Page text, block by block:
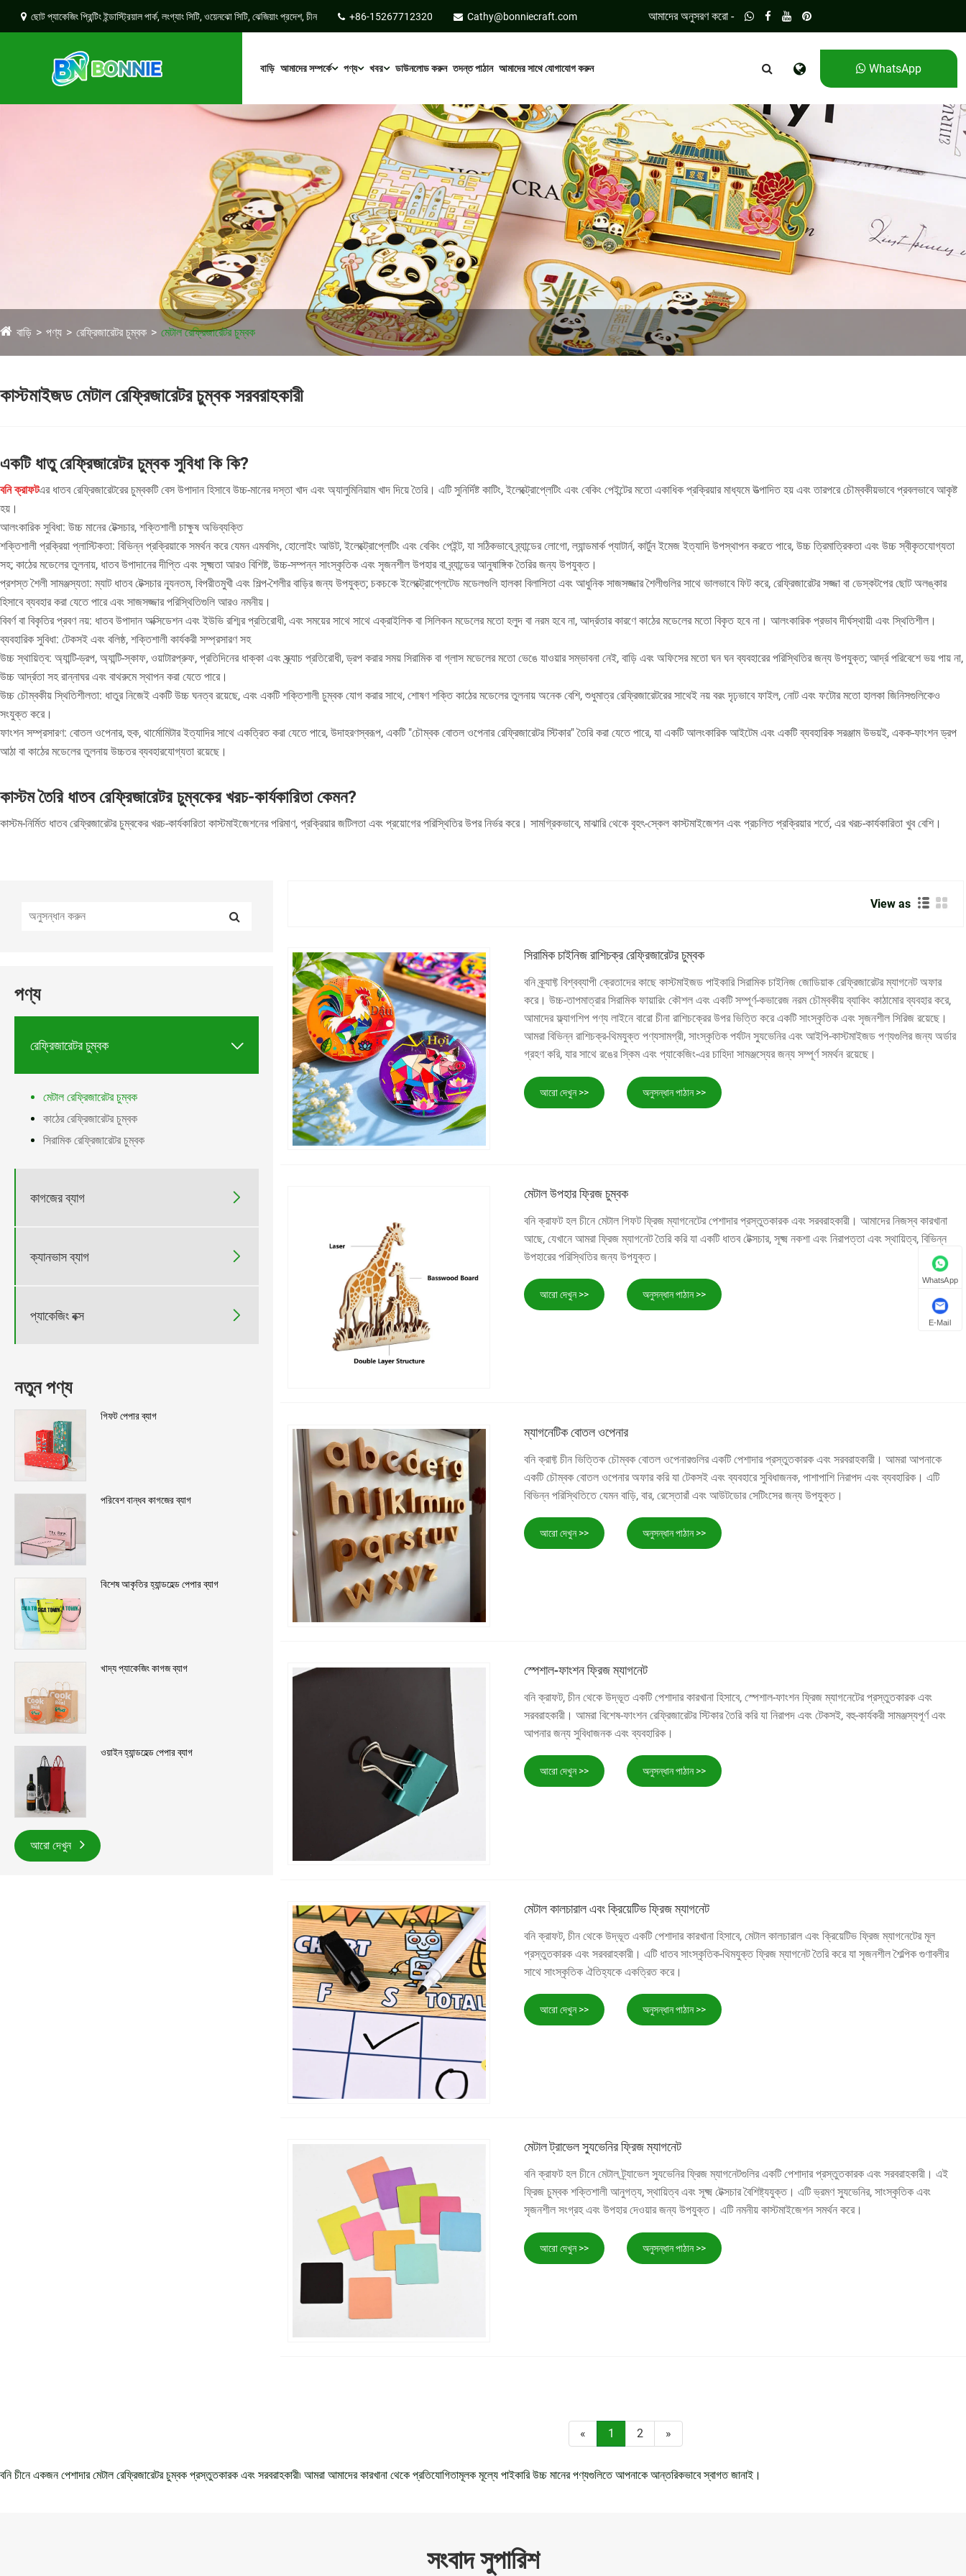
ছোট প্যাকেজিং প্রিন্টিং ইন্ডাস্ট্রিয়াল পার্ক, লংগ্যাং সিটি, ওয়েনঝো সিটি, ঝেজিয়াং প্রদেশ, চীন +86-15267712320 Cathy@bonniecraft.com আমাদের অনুসরণ করো -
বাড়ি আমাদের সম্পর্কে পণ্য খবর ডাউনলোড করুন তদন্ত পাঠান আমাদের সাথে যোগাযোগ করুন WhatsApp
বাড়ি পণ্য রেফ্রিজারেটর চুম্বক মেটাল রেফ্রিজারেটর চুম্বক
কাস্টমাইজড মেটাল রেফ্রিজারেটর চুম্বক সরবরাহকারী
একটি ধাতু রেফ্রিজারেটর চুম্বক সুবিধা কি কি?
বনি ক্রাফটএর ধাতব রেফ্রিজারেটরের চুম্বকটি বেস উপাদান হিসাবে উচ্চ-মানের দস্তা খাদ এবং অ্যালুমিনিয়াম খাদ দিয়ে তৈরি। এটি সুনির্দিষ্ট কাটিং, ইলেক্ট্রোপ্লেটিং এবং বেকিং পেইন্টের মতো একাধিক প্রক্রিয়ার মাধ্যমে উত্পাদিত হয় এবং তারপরে চৌম্বকীয়ভাবে প্রবলভাবে আকৃষ্ট
হয়।
আলংকারিক সুবিধা: উচ্চ মানের টেক্সচার, শক্তিশালী চাক্ষুষ অভিব্যক্তি
শক্তিশালী প্রক্রিয়া প্লাস্টিকতা: বিভিন্ন প্রক্রিয়াকে সমর্থন করে যেমন এমবসিং, হোলোইং আউট, ইলেক্ট্রোপ্লেটিং এবং বেকিং পেইন্ট, যা সঠিকভাবে ব্র্যান্ডের লোগো, ল্যান্ডমার্ক প্যাটার্ন, কার্টুন ইমেজ ইত্যাদি উপস্থাপন করতে পারে, উচ্চ ত্রিমাত্রিকতা এবং উচ্চ স্বীকৃতযোগ্যতা
সহ; কাঠের মডেলের তুলনায়, ধাতব উপাদানের দীপ্তি এবং সূক্ষ্মতা আরও বিশিষ্ট, উচ্চ-সম্পন্ন সাংস্কৃতিক এবং সৃজনশীল উপহার বা ব্র্যান্ডের আনুষাঙ্গিক তৈরির জন্য উপযুক্ত।
প্রশস্ত শৈলী সামঞ্জস্যতা: ম্যাট ধাতব টেক্সচার ন্যূনতম, বিপরীতমুখী এবং শিল্প-শৈলীর বাড়ির জন্য উপযুক্ত; চকচকে ইলেক্ট্রোপ্লেটেড মডেলগুলি হালকা বিলাসিতা এবং আধুনিক সাজসজ্জার শৈলীগুলির সাথে ভালভাবে ফিট করে, রেফ্রিজারেটর সজ্জা বা ডেস্কটপের ছোট অলঙ্কার
হিসাবে ব্যবহার করা যেতে পারে এবং সাজসজ্জার পরিস্থিতিগুলি আরও নমনীয়।
বিবর্ণ বা বিকৃতির প্রবণ নয়: ধাতব উপাদান অক্সিডেশন এবং ইউভি রশ্মির প্রতিরোধী, এবং সময়ের সাথে সাথে এক্রাইলিক বা সিলিকন মডেলের মতো হলুদ বা নরম হবে না, আর্দ্রতার কারণে কাঠের মডেলের মতো বিকৃত হবে না। আলংকারিক প্রভাব দীর্ঘস্থায়ী এবং স্থিতিশীল।
ব্যবহারিক সুবিধা: টেকসই এবং বলিষ্ঠ, শক্তিশালী কার্যকরী সম্প্রসারণ সহ
উচ্চ স্থায়িত্ব: অ্যান্টি-ড্রপ, অ্যান্টি-স্কাফ, ওয়াটারপ্রুফ, প্রতিদিনের ধাক্কা এবং স্ক্র্যাচ প্রতিরোধী, ড্রপ করার সময় সিরামিক বা গ্লাস মডেলের মতো ভেঙে যাওয়ার সম্ভাবনা নেই, বাড়ি এবং অফিসের মতো ঘন ঘন ব্যবহারের পরিস্থিতির জন্য উপযুক্ত; আর্দ্র পরিবেশে ভয় পায় না,
উচ্চ আর্দ্রতা সহ রান্নাঘর এবং বাথরুমে স্থাপন করা যেতে পারে।
উচ্চ চৌম্বকীয় স্থিতিশীলতা: ধাতুর নিজেই একটি উচ্চ ঘনত্ব রয়েছে, এবং একটি শক্তিশালী চুম্বক যোগ করার সাথে, শোষণ শক্তি কাঠের মডেলের তুলনায় অনেক বেশি, শুধুমাত্র রেফ্রিজারেটরের সাথেই নয় বরং দৃঢ়ভাবে ফাইল, নোট এবং ফটোর মতো হালকা জিনিসগুলিকেও
সংযুক্ত করে।
ফাংশন সম্প্রসারণ: বোতল ওপেনার, হুক, থার্মোমিটার ইত্যাদির সাথে একত্রিত করা যেতে পারে, উদাহরণস্বরূপ, একটি "চৌম্বক বোতল ওপেনার রেফ্রিজারেটর স্টিকার" তৈরি করা যেতে পারে, যা একটি আলংকারিক আইটেম এবং একটি ব্যবহারিক সরঞ্জাম উভয়ই, একক-ফাংশন ড্রপ
আঠা বা কাঠের মডেলের তুলনায় উচ্চতর ব্যবহারযোগ্যতা রয়েছে।
কাস্টম তৈরি ধাতব রেফ্রিজারেটর চুম্বকের খরচ-কার্যকারিতা কেমন?
কাস্টম-নির্মিত ধাতব রেফ্রিজারেটর চুম্বকের খরচ-কার্যকারিতা কাস্টমাইজেশনের পরিমাণ, প্রক্রিয়ার জটিলতা এবং প্রয়োগের পরিস্থিতির উপর নির্ভর করে। সামগ্রিকভাবে, মাঝারি থেকে বৃহৎ-স্কেল কাস্টমাইজেশন এবং প্রচলিত প্রক্রিয়ার শর্তে, এর খরচ-কার্যকারিতা খুব বেশি।
পণ্য
রেফ্রিজারেটর চুম্বক 
মেটাল রেফ্রিজারেটর চুম্বক
কাঠের রেফ্রিজারেটর চুম্বক
সিরামিক রেফ্রিজারেটর চুম্বক
কাগজের ব্যাগ 
ক্যানভাস ব্যাগ 
প্যাকেজিং বক্স 
নতুন পণ্য
গিফট পেপার ব্যাগ
পরিবেশ বান্ধব কাগজের ব্যাগ
বিশেষ আকৃতির হ্যান্ডহেল্ড পেপার ব্যাগ
খাদ্য প্যাকেজিং কাগজ ব্যাগ
ওয়াইন হ্যান্ডহেল্ড পেপার ব্যাগ
আরো দেখুন
View as
সিরামিক চাইনিজ রাশিচক্র রেফ্রিজারেটর চুম্বক
বনি ক্র্যাফ্ট বিশ্বব্যাপী ক্রেতাদের কাছে কাস্টমাইজড পাইকারি সিরামিক চাইনিজ জোডিয়াক রেফ্রিজারেটর ম্যাগনেট অফার
করে। উচ্চ-তাপমাত্রার সিরামিক ফায়ারিং কৌশল এবং একটি সম্পূর্ণ-কভারেজ নরম চৌম্বকীয় ব্যাকিং কাঠামোর ব্যবহার করে,
আমাদের ফ্ল্যাগশিপ পণ্য লাইনে বারো চীনা রাশিচক্রের উপর ভিত্তি করে একটি সাংস্কৃতিক এবং সৃজনশীল সিরিজ রয়েছে।
আমরা বিভিন্ন রাশিচক্র-থিমযুক্ত পণ্যসামগ্রী, সাংস্কৃতিক পর্যটন স্যুভেনির এবং আইপি-কাস্টমাইজড পণ্যগুলির জন্য অর্ডার
গ্রহণ করি, যার সাথে রঙের স্কিম এবং প্যাকেজিং-এর চাহিদা সামঞ্জস্যের জন্য সম্পূর্ণ সমর্থন রয়েছে।
আরো দেখুন >> অনুসন্ধান পাঠান >>
মেটাল উপহার ফ্রিজ চুম্বক
বনি ক্রাফট হল চীনে মেটাল গিফট ফ্রিজ ম্যাগনেটের পেশাদার প্রস্তুতকারক এবং সরবরাহকারী। আমাদের নিজস্ব কারখানা
আছে, যেখানে আমরা ফ্রিজ ম্যাগনেট তৈরি করি যা একটি ধাতব টেক্সচার, সূক্ষ্ম নকশা এবং নিরাপত্তা এবং স্থায়িত্ব, বিভিন্ন
উপহারের পরিস্থিতির জন্য উপযুক্ত।
আরো দেখুন >> অনুসন্ধান পাঠান >>
ম্যাগনেটিক বোতল ওপেনার
বনি ক্রাফ্ট চীন ভিত্তিক চৌম্বক বোতল ওপেনারগুলির একটি পেশাদার প্রস্তুতকারক এবং সরবরাহকারী। আমরা আপনাকে
একটি চৌম্বক বোতল ওপেনার অফার করি যা টেকসই এবং ব্যবহারে সুবিধাজনক, পাশাপাশি নিরাপদ এবং ব্যবহারিক। এটি
বিভিন্ন পরিস্থিতিতে যেমন বাড়ি, বার, রেস্তোরাঁ এবং আউটডোর সেটিংসের জন্য উপযুক্ত।
আরো দেখুন >> অনুসন্ধান পাঠান >>
স্পেশাল-ফাংশন ফ্রিজ ম্যাগনেট
বনি ক্রাফট, চীন থেকে উদ্ভূত একটি পেশাদার কারখানা হিসাবে, স্পেশাল-ফাংশন ফ্রিজ ম্যাগনেটের প্রস্তুতকারক এবং
সরবরাহকারী। আমরা বিশেষ-ফাংশন রেফ্রিজারেটর স্টিকার তৈরি করি যা নিরাপদ এবং টেকসই, বহু-কার্যকরী সামঞ্জস্যপূর্ণ এবং
আপনার জন্য সুবিধাজনক এবং ব্যবহারিক।
আরো দেখুন >> অনুসন্ধান পাঠান >>
মেটাল কালচারাল এবং ক্রিয়েটিভ ফ্রিজ ম্যাগনেট
বনি ক্রাফট, চীন থেকে উদ্ভূত একটি পেশাদার কারখানা হিসাবে, মেটাল কালচারাল এবং ক্রিয়েটিভ ফ্রিজ ম্যাগনেটের মূল
প্রস্তুতকারক এবং সরবরাহকারী। এটি ধাতব সাংস্কৃতিক-থিমযুক্ত ফ্রিজ ম্যাগনেট তৈরি করে যা সৃজনশীল শৈল্পিক গুণাবলীর
সাথে সাংস্কৃতিক ঐতিহ্যকে একত্রিত করে।
আরো দেখুন >> অনুসন্ধান পাঠান >>
মেটাল ট্রাভেল স্যুভেনির ফ্রিজ ম্যাগনেট
বনি ক্রাফট হল চীনে মেটাল ট্র্যাভেল স্যুভেনির ফ্রিজ ম্যাগনেটগুলির একটি পেশাদার প্রস্তুতকারক এবং সরবরাহকারী। এই
ফ্রিজ চুম্বক শক্তিশালী আনুগত্য, স্থায়িত্ব এবং সূক্ষ্ম টেক্সচার বৈশিষ্ট্যযুক্ত। এটি ভ্রমণ স্যুভেনির, সাংস্কৃতিক এবং
সৃজনশীল সংগ্রহ এবং উপহার দেওয়ার জন্য উপযুক্ত। এটি নমনীয় কাস্টমাইজেশন সমর্থন করে।
আরো দেখুন >> অনুসন্ধান পাঠান >>
« 1 2 »
বনি চীনে একজন পেশাদার মেটাল রেফ্রিজারেটর চুম্বক প্রস্তুতকারক এবং সরবরাহকারী৷ আমরা আমাদের কারখানা থেকে প্রতিযোগিতামূলক মূল্যে পাইকারি উচ্চ মানের পণ্যগুলিতে আপনাকে আন্তরিকভাবে স্বাগত জানাই।
সংবাদ সুপারিশ
WhatsApp
E-Mail